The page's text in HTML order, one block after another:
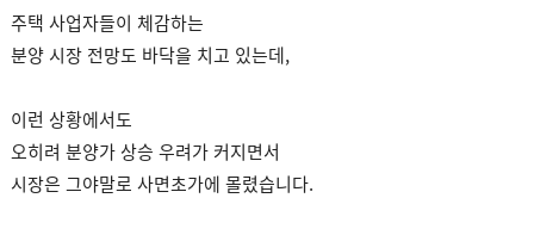
주택 사업자들이 체감하는
분양 시장 전망도 바닥을 치고 있는데,
이런 상황에서도
오히려 분양가 상승 우려가 커지면서
시장은 그야말로 사면초가에 몰렸습니다.